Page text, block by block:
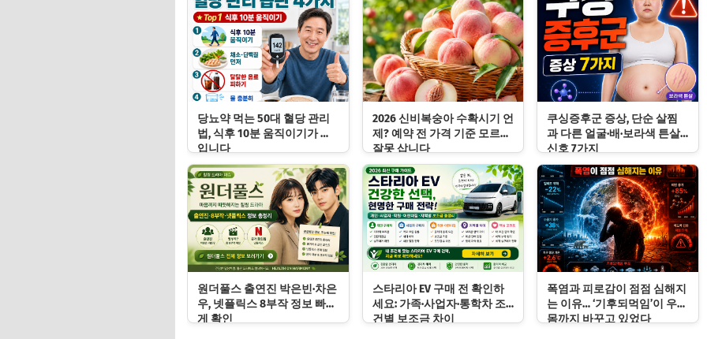
당뇨약 먹는 50대 혈당 관리
법, 식후 10분 움직이기가 답
입니다
2026 신비복숭아 수확시기 언
제? 예약 전 가격 기준 모르면
잘못 삽니다
쿠싱증후군 증상, 단순 살찜
과 다른 얼굴·배·보라색 튼살
신호 7가지
원더풀스 출연진 박은빈·차은
우, 넷플릭스 8부작 정보 빠르
게 확인
스타리아 EV 구매 전 확인하
세요: 가족·사업자·통학차 조
건별 보조금 차이
폭염과 피로감이 점점 심해지
는 이유… ‘기후되먹임’이 우리
몸까지 바꾸고 있었다